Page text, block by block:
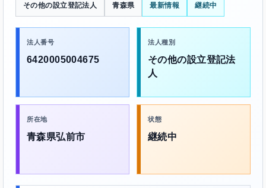
その他の設立登記法人 青森県 最新情報 継続中
法人番号
6420005004675
法人種別
その他の設立登記法
人
所在地
青森県弘前市
状態
継続中